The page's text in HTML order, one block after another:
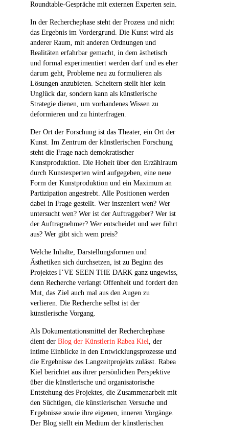
Roundtable-Gespräche mit externen Experten sein.
In der Recherchephase steht der Prozess und nicht
das Ergebnis im Vordergrund. Die Kunst wird als
anderer Raum, mit anderen Ordnungen und
Realitäten erfahrbar gemacht, in dem ästhetisch
und formal experimentiert werden darf und es eher
darum geht, Probleme neu zu formulieren als
Lösungen anzubieten. Scheitern stellt hier kein
Unglück dar, sondern kann als künstlerische
Strategie dienen, um vorhandenes Wissen zu
deformieren und zu hinterfragen.
Der Ort der Forschung ist das Theater, ein Ort der
Kunst. Im Zentrum der künstlerischen Forschung
steht die Frage nach demokratischer
Kunstproduktion. Die Hoheit über den Erzählraum
durch Kunstexperten wird aufgegeben, eine neue
Form der Kunstproduktion und ein Maximum an
Partizipation angestrebt. Alle Positionen werden
dabei in Frage gestellt. Wer inszeniert wen? Wer
untersucht wen? Wer ist der Auftraggeber? Wer ist
der Auftragnehmer? Wer entscheidet und wer führt
aus? Wer gibt sich wem preis?
Welche Inhalte, Darstellungsformen und
Ästhetiken sich durchsetzen, ist zu Beginn des
Projektes I’VE SEEN THE DARK ganz ungewiss,
denn Recherche verlangt Offenheit und fordert den
Mut, das Ziel auch mal aus den Augen zu
verlieren. Die Recherche selbst ist der
künstlerische Vorgang.
Als Dokumentationsmittel der Recherchephase
dient der Blog der Künstlerin Rabea Kiel, der
intime Einblicke in den Entwicklungsprozesse und
die Ergebnisse des Langzeitprojekts zulässt. Rabea
Kiel berichtet aus ihrer persönlichen Perspektive
über die künstlerische und organisatorische
Entstehung des Projektes, die Zusammenarbeit mit
den Süchtigen, die künstlerischen Versuche und
Ergebnisse sowie ihre eigenen, inneren Vorgänge.
Der Blog stellt ein Medium der künstlerischen